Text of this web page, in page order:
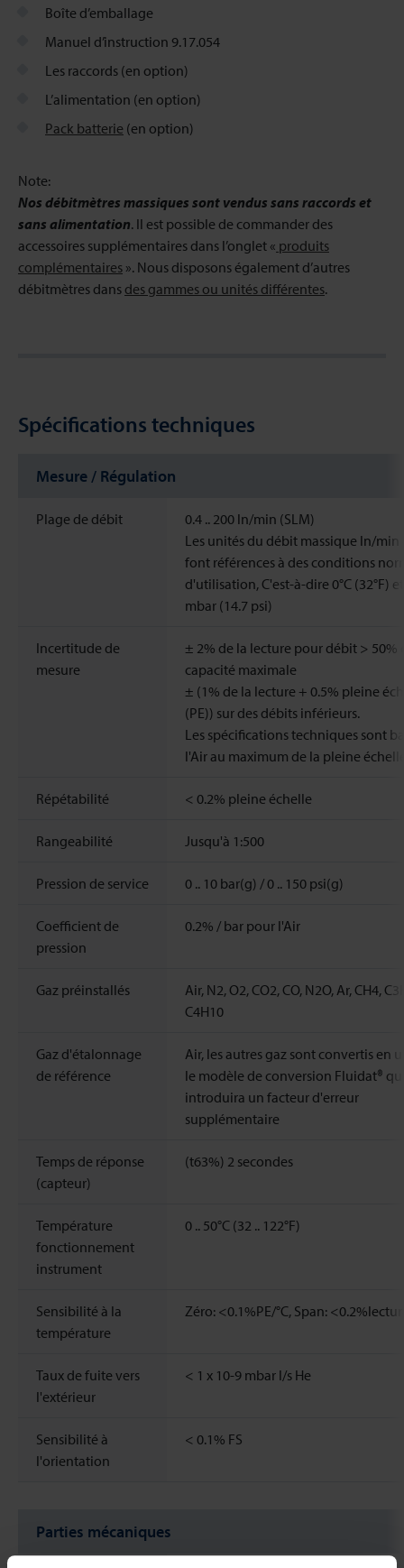
Boîte d’emballage
Manuel d’instruction 9.17.054
Les raccords (en option)
L’alimentation (en option)
Pack batterie (en option)
Note:
Nos débitmètres massiques sont vendus sans raccords et
sans alimentation. Il est possible de commander des
accessoires supplémentaires dans l’onglet « produits
complémentaires ». Nous disposons également d’autres
débitmètres dans des gammes ou unités différentes.
Spécifications techniques
Mesure / Régulation
Plage de débit
0.4 .. 200 ln/min (SLM)
Les unités du débit massique ln/min
font références à des conditions
d'utilisation, C'est-à-dire 0°C (32°F)
mbar (14.7 psi)
Incertitude de
mesure
± 2% de la lecture pour débit > 50%
capacité maximale
± (1% de la lecture + 0.5% pleine
(PE)) sur des débits inférieurs.
Les spécifications techniques sont
l'Air au maximum de la pleine
Répétabilité < 0.2% pleine échelle
Rangeabilité Jusqu'à 1:500
Pression de service 0 .. 10 bar(g) / 0 .. 150 psi(g)
Coefficient de
pression
0.2% / bar pour l'Air
Gaz préinstallés
Air, N2, O2, CO2, CO, N2O, Ar, CH4,
C4H10
Gaz d'étalonnage
de référence
Air, les autres gaz sont convertis en
le modèle de conversion Fluidat®
introduira un facteur d'erreur
supplémentaire
Temps de réponse
(capteur)
(t63%) 2 secondes
Température
fonctionnement
instrument
0 .. 50°C (32 .. 122°F)
Sensibilité à la
température
Zéro: <0.1%PE/°C, Span:
Taux de fuite vers
l'extérieur
< 1 x 10-9 mbar l/s He
Sensibilité à
l'orientation
< 0.1% FS
Parties mécaniques